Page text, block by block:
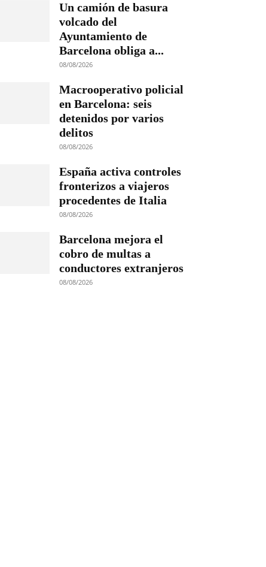
Un camión de basura
volcado del
Ayuntamiento de
Barcelona obliga a...
08/08/2026
Macrooperativo policial
en Barcelona: seis
detenidos por varios
delitos
08/08/2026
España activa controles
fronterizos a viajeros
procedentes de Italia
08/08/2026
Barcelona mejora el
cobro de multas a
conductores extranjeros
08/08/2026